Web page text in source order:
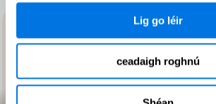
Lig go léir
ceadaigh roghnú